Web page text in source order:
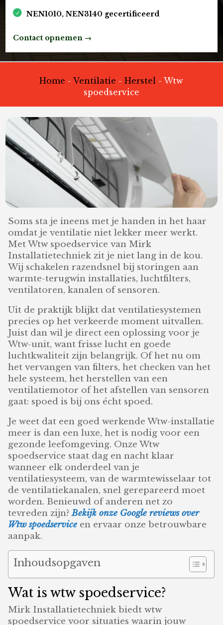
NEN1010, NEN3140 gecertificeerd
Contact opnemen →
Home -Ventilatie -Herstel -Wtw
spoedservice
Soms sta je ineens met je handen in het haar
omdat je ventilatie niet lekker meer werkt.
Met Wtw spoedservice van Mirk
Installatietechniek zit je niet lang in de kou.
Wij schakelen razendsnel bij storingen aan
warmte-terugwin installaties, luchtfilters,
ventilatoren, kanalen of sensoren.
Uit de praktijk blijkt dat ventilatiesystemen
precies op het verkeerde moment uitvallen.
Juist dan wil je direct een oplossing voor je
Wtw-unit, want frisse lucht en goede
luchtkwaliteit zijn belangrijk. Of het nu om
het vervangen van filters, het checken van het
hele systeem, het herstellen van een
ventilatiemotor of het afstellen van sensoren
gaat: spoed is bij ons écht spoed.
Je weet dat een goed werkende Wtw-installatie
meer is dan een luxe, het is nodig voor een
gezonde leefomgeving. Onze Wtw
spoedservice staat dag en nacht klaar
wanneer elk onderdeel van je
ventilatiesysteem, van de warmtewisselaar tot
de ventilatiekanalen, snel gerepareerd moet
worden. Benieuwd of anderen net zo
tevreden zijn?Bekijk onze Google reviews over
Wtw spoedserviceen ervaar onze betrouwbare
aanpak.
Inhoudsopgaven
Wat is wtw spoedservice?
Mirk Installatietechniek biedt wtw
spoedservice voor situaties waarin jouw